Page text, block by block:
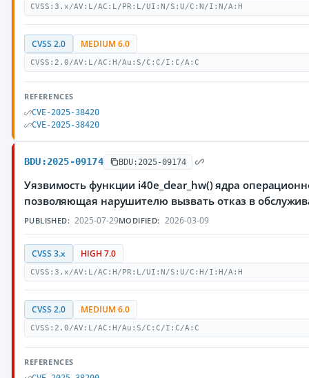
CVSS:3.x/AV:L/AC:L/PR:L/UI:N/S:U/C:N/I:N/A:H
CVSS 2.0 MEDIUM 6.0
CVSS:2.0/AV:L/AC:H/Au:S/C:C/I:C/A:C
REFERENCES
CVE-2025-38420
CVE-2025-38420
BDU:2025-09174 BDU:2025-09174
Уязвимость функции i40e_clear_hw() ядра
позволяющая нарушителю вызвать отказ в
PUBLISHED: 2025-07-29MODIFIED: 2026-03-09
CVSS 3.x HIGH 7.0
CVSS:3.x/AV:L/AC:H/PR:L/UI:N/S:U/C:H/I:H/A:H
CVSS 2.0 MEDIUM 6.0
CVSS:2.0/AV:L/AC:H/Au:S/C:C/I:C/A:C
REFERENCES